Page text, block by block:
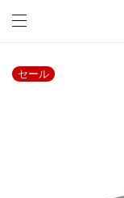
セール